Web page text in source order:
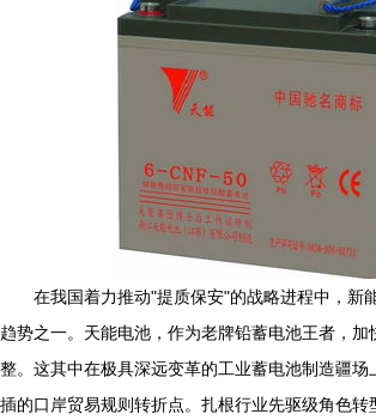
在我国着力推动"提质保安"的战略进程中，新
趋势之一。天能电池，作为老牌铅蓄电池王者，加
整。这其中在极具深远变革的工业蓄电池制造疆场
插的口岸贸易规则转折点。扎根行业先驱级角色转